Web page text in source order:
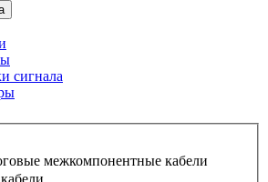
сигнала
межкомпонентные кабели